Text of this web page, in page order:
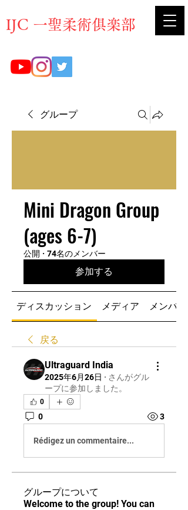
​IJC 一聖柔術俱楽部
グループ
Mini Dragon Group
(ages 6-7)
公開 · 74名のメンバー
参加する
ディスカッション メディア メンバー
戻る
Ultraguard India
2025年6月26日 · さんがグル
ープに参加しました。
0
0 3
Rédigez un commentaire...
グループについて
Welcome to the group! You can